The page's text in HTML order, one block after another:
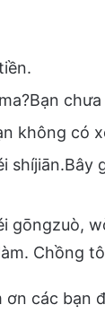
không có
gōngzuò,
Chồng
các bạn